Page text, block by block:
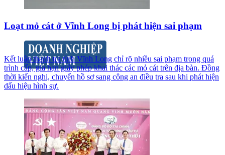
Loạt mỏ cát ở Vĩnh Long bị phát hiện sai phạm
Kết luận thanh tra tỉnh Vĩnh Long chỉ rõ nhiều sai phạm trong quá
trình cấp, gia hạn giấy phép khai thác các mỏ cát trên địa bàn. Đồng
thời kiến nghị, chuyển hồ sơ sang công an điều tra sau khi phát hiện
dấu hiệu hình sự.